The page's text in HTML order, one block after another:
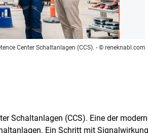
Center Schaltanlagen (CCS). - © reneknabl.com
Schaltanlagen (CCS). Eine der
Ein Schritt mit